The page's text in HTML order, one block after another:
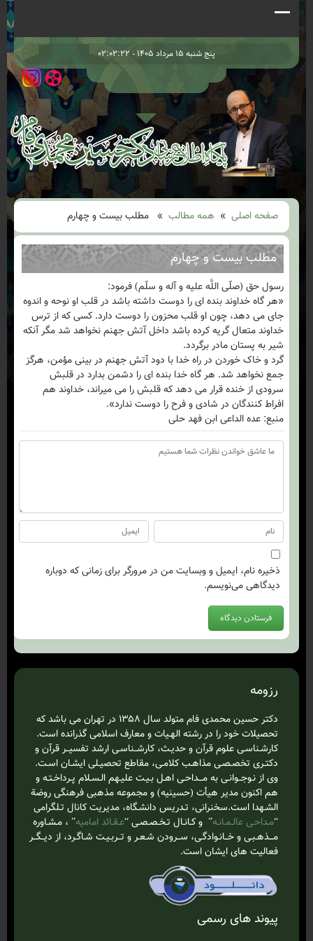
پنج شنبه ۱۵ مرداد ۱۴۰۵ - ۰۲:۰۲:۲۲
صفحه اصلی » همه مطالب » مطلب بیست و چهارم
مطلب بیست و چهارم
رسول حق (صلّى اللَّه علیه و آله و سلّم) فرمود:
«هر گاه خداوند بنده ‏اى را دوست داشته باشد در قلب او نوحه و اندوه
جاى مى‏ دهد، چون او قلب محزون را دوست دارد. کسى که از ترس
خداوند متعال گریه کرده باشد داخل آتش جهنم نخواهد شد مگر آنکه
شیر به پستان مادر برگردد.
گرد و خاک خوردن در راه خدا با دود آتش جهنم در بینى مؤمن، هرگز
جمع نخواهد شد. هر گاه خدا بنده‏ اى را دشمن بدارد در قلبش
سرودى از خنده قرار مى ‏دهد که قلبش را مى ‏میراند، خداوند هم
افراط کنندگان در شادى و فرح را دوست ندارد».
منبع: عده الداعی ابن فهد حلی
ذخیره نام، ایمیل و وبسایت من در مرورگر برای زمانی که دوباره
دیدگاهی می‌نویسم.
رزومه
دکتر حسین محمدی فام متولد سال ۱۳۵۸ در تهران می باشد که
تحصیلات خود را در رشته الهـیات و معارف اسلامی گذرانده است.
کارشـناسـی علوم قرآن و حدیـث، کارشــناسـی ارشد تفسیــر قرآن و
دکتـری تخصـصـی مذاهـب کلامـی، مقاطع تحصیـلی ایشـان اسـت.
وی از نـوجــوانـی به مـــداحـی اهـل بـیـت علیـهم الـسـلام‌ پـرداخـتـه و
هم اکنون مدیر هیأت (حسینیه) و مجموعه مذهبی فرهنگی روضة
الشـهدا است.سخنرانی، تـدریس دانشـگاه، مدیریت کانال تـلگرامی
“مـداحـی عالـمـانـه” و کـانـال تـخـصـصـی “عـقـائد امامیه” ، مـشـاوره
مـــذهـبـی و خــانـوادگـی، ســرودن شـعـر و تــربـیـت شـاگـرد، از دیــگــر
فعالیت های ایشان است.
پیوند های رسمی